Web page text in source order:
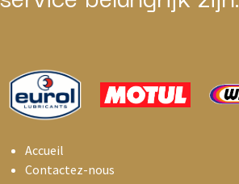
Accueil
Contactez-nous